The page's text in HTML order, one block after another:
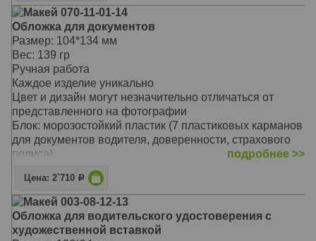
Материал обложки: натуральная кожа
Предлагаемый вариант комплекта: обложка для
документов с брелоком хорошо подойдет истинным
автолюбителям, приверженцам конкретной марки
автомобиля - Renault.
Обложка из мягкой телячьей кожи натурального
дубления выполнена мастером вручную.
Пластиковый блок высокого качества обеспечит
сохранность всем документам: водительское
удостоверение, доверенность, страховой полис и
другие.
Макей 070-11-01-14
Обложка для документов
Размер: 104*134 мм
Вес: 139 гр
Ручная работа
Каждое изделие уникально
Цвет и дизайн могут незначительно отличаться от
представленного на фотографии
Блок: морозостойкий пластик (7 пластиковых карманов
для документов водителя, доверенности, страхового
полиса)
Тип обложки: съемная обложка
Материал обложки: натуральная кожа
Художественная вставка: художественная роспись
Универсальная обложка для документов содержит
секции для хранения документов водителя, паспорта, а
подробнее >>
Цена: 2`710 Р
Макей 003-08-12-13
Обложка для водительского удостоверения с
художественной вставкой